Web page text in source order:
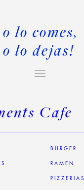
o lo comes,
o lo dejas!
Cafe
BURGER
RAMEN
PIZZERIAS